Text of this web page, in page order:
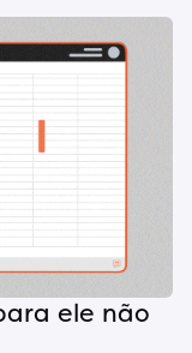
ele não